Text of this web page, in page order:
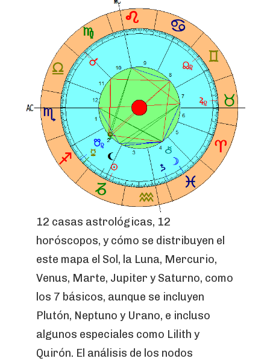
12 casas astrológicas, 12
horóscopos, y cómo se distribuyen el
este mapa el Sol, la Luna, Mercurio,
Venus, Marte, Jupiter y Saturno, como
los 7 básicos, aunque se incluyen
Plutón, Neptuno y Urano, e incluso
algunos especiales como Lilith y
Quirón. El análisis de los nodos